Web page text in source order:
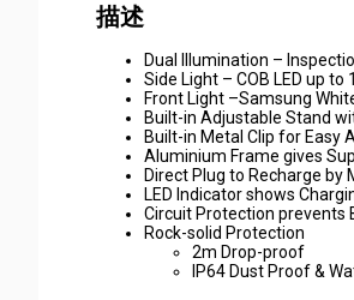
描述
Dual Illumination –
Side Light – COB LED up
Front Light –Samsung
Built-in Adjustable Stand
Built-in Metal Clip for Easy
Aluminium Frame gives
Direct Plug to Recharge by
LED Indicator shows
Circuit Protection prevents
Rock-solid Protection
2m Drop-proof
IP64 Dust Proof &